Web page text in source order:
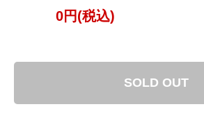
0円(税込)
SOLD OUT